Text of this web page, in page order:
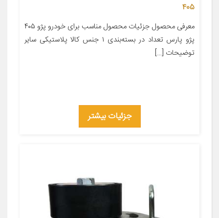
405
معرفی محصول جزئیات محصول مناسب برای خودرو پژو ۴۰۵
پژو پارس تعداد در بسته‌بندی ۱ جنس کالا پلاستیکی سایر
توضیحات […]
جزئیات بیشتر